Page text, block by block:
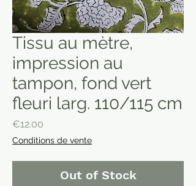
Tissu au mètre,
impression au
tampon, fond vert
fleuri larg. 110/115 cm
€12.00
Conditions de vente
Out of Stock